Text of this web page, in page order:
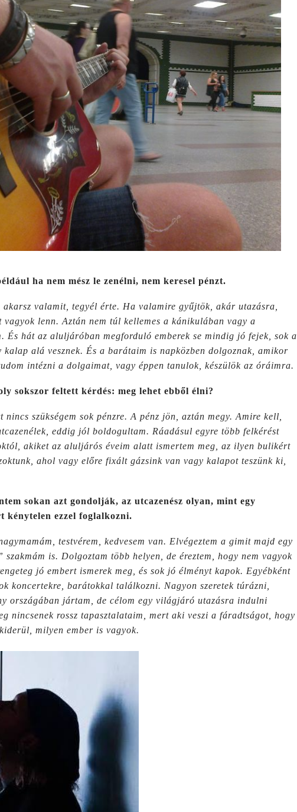
ha nem mész le zenélni, nem keresel pénzt.
valamit, tegyél érte. Ha valamire gyűjtök, akár utazásra,
lenn. Aztán nem túl kellemes a kánikulában vagy a
És hát az aluljáróban megforduló emberek se mindig jó fejek, sok a
kalap alá vesznek. És a barátaim is napközben dolgoznak, amikor
intézni a dolgaimat, vagy éppen tanulok, készülök az óráimra.
sokszor feltett kérdés: meg lehet ebből élni?
szükségem sok pénzre. A pénz jön, aztán megy. Amire kell,
eddig jól boldogultam. Ráadásul egyre több felkérést
akiket az aluljárós éveim alatt ismertem meg, az ilyen bulikért
ahol vagy előre fixált gázsink van vagy kalapot teszünk ki,
sokan azt gondolják, az utcazenész olyan, mint egy
kénytelen ezzel foglalkozni.
testvérem, kedvesem van. Elvégeztem a gimit majd egy
is. Dolgoztam több helyen, de éreztem, hogy nem vagyok
jó embert ismerek meg, és sok jó élményt kapok. Egyébként
koncertekre, barátokkal találkozni. Nagyon szeretek túrázni,
országában jártam, de célom egy világjáró utazásra indulni
nincsenek rossz tapasztalataim, mert aki veszi a fáradtságot, hogy
milyen ember is vagyok.